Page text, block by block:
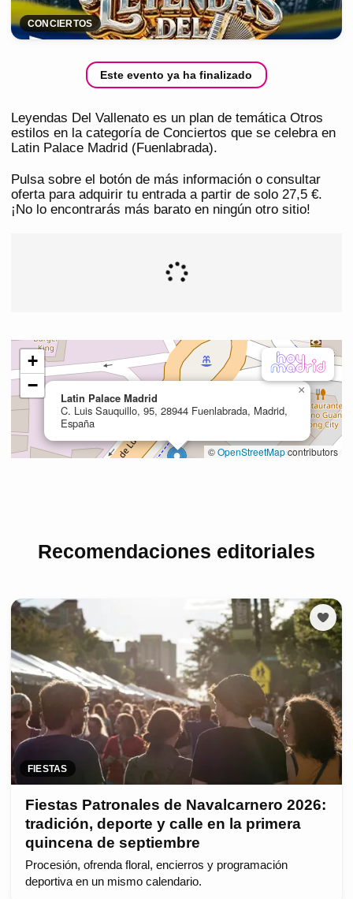
CONCIERTOS
Este evento ya ha finalizado
Leyendas Del Vallenato es un plan de temática Otros
estilos en la categoría de Conciertos que se celebra en
Latin Palace Madrid (Fuenlabrada).
Pulsa sobre el botón de más información o consultar
oferta para adquirir tu entrada a partir de solo 27,5 €.
¡No lo encontrarás más barato en ningún otro sitio!
Recomendaciones editoriales
FIESTAS
Fiestas Patronales de Navalcarnero 2026:
tradición, deporte y calle en la primera
quincena de septiembre
Procesión, ofrenda floral, encierros y programación
deportiva en un mismo calendario.